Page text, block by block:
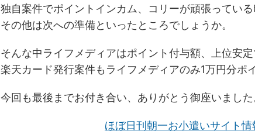
独自案件でポイントインカム、コリーが頑張っている
その他は次への準備といったところでしょうか。
そんな中ライフメディアはポイント付与額、上位安定
楽天カード発行案件もライフメディアのみ1万円分ポ
今回も最後までお付き合い、ありがとう御座いました
ほぼ日刊朝一お小遣いサイト情